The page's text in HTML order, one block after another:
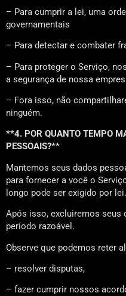
– Para cumprir a lei, uma
governamentais
– Para detectar e combater
– Para proteger o Serviço,
a segurança de nossa
– Fora isso, não
ninguém.
**4. POR QUANTO TEMPO
PESSOAIS?**
Mantemos seus dados
para fornecer a você o
longo pode ser exigido por lei.
Após isso, excluiremos seus
período razoável.
Observe que podemos reter
– resolver disputas,
– fazer cumprir nossos